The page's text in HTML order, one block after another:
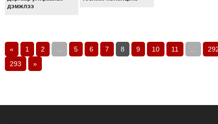
дэмжлээ
« 1 2 ... 5 6 7 8 9 10 11 ...
293
»